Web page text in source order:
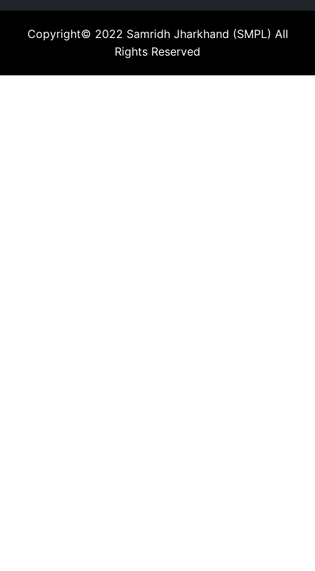
Copyright© 2022 Samridh Jharkhand (SMPL) All
Rights Reserved